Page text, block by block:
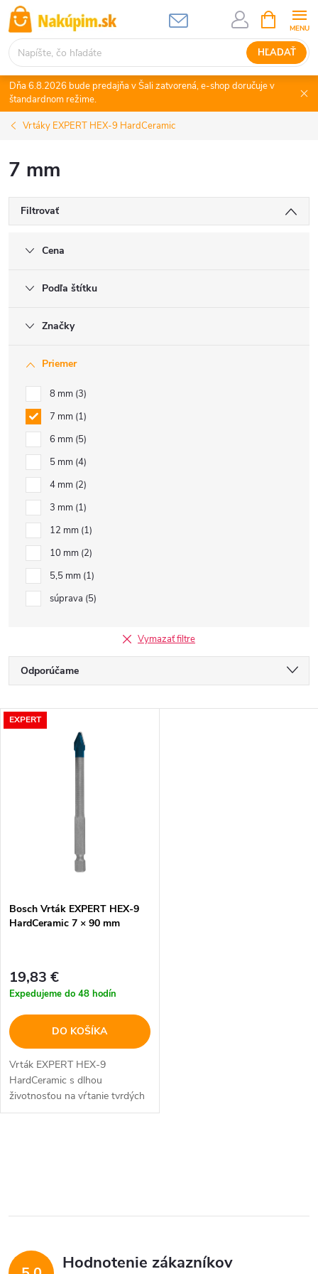
Prejsť
na
obsah
HĽADAŤ
KOŠÍK
Dňa 6.8.2026 bude predajňa v Šali zatvorená, e-shop doručuje v
štandardnom režime.
Vrtáky EXPERT HEX-9 HardCeramic
7 mm
Filtrovať
Cena
Podľa štítku
Značky
Priemer
8 mm 3
7 mm 1
6 mm 5
5 mm 4
4 mm 2
3 mm 1
12 mm 1
10 mm 2
5,5 mm 1
súprava 5
Vymazať filtre
R
a
p
o
d
u
k
v
Odporúčame
Najdrahšie
Najpredávanejšie
V
p
r
o
d
u
k
t
EXPERT
Bosch Vrták EXPERT HEX-9
HardCeramic 7 × 90 mm
19,83 €
Expedujeme do 48 hodín
DO KOŠÍKA
Vrták EXPERT HEX-9
HardCeramic s dlhou
životnosťou na vŕtanie tvrdých
dlaždíc.
l
Hodnotenie zákazníkov